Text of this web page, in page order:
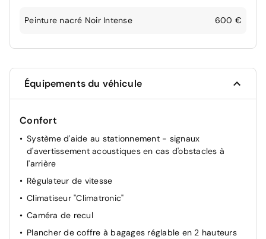
Peinture nacré Noir Intense 600 €
Équipements du véhicule
Confort
Système d'aide au stationnement - signaux
d'avertissement acoustiques en cas d'obstacles à
l'arrière
Régulateur de vitesse
Climatiseur "Climatronic"
Caméra de recul
Plancher de coffre à bagages réglable en 2 hauteurs